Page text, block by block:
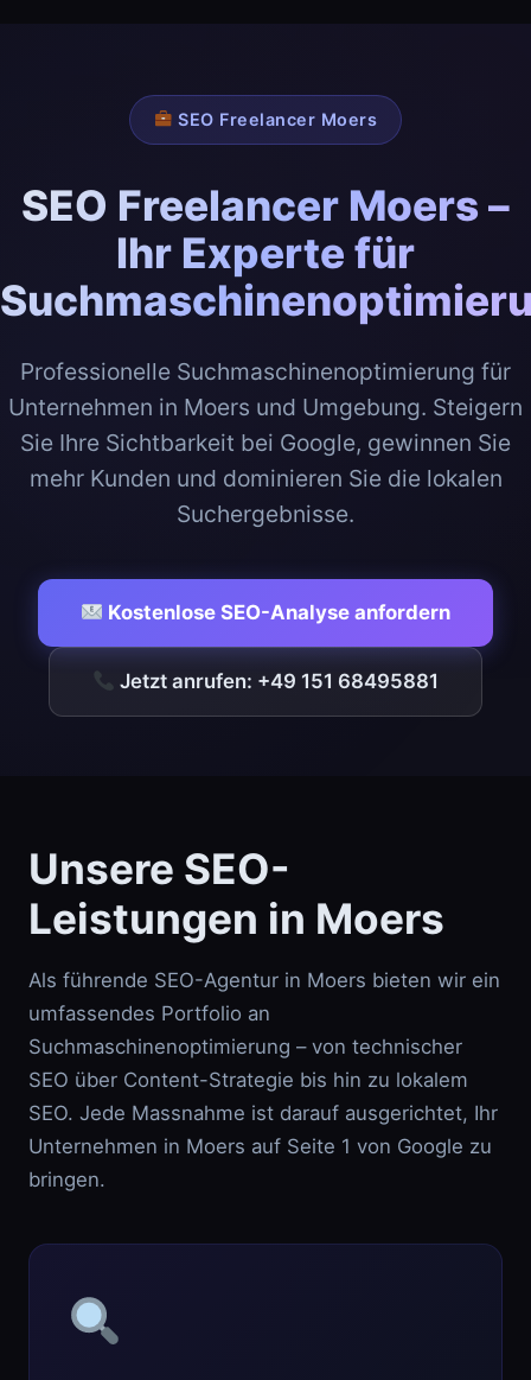
SEO Freelancer Moers
SEO Freelancer Moers –
Ihr Experte für
Professionelle Suchmaschinenoptimierung für
Unternehmen in Moers und Umgebung. Steigern
Sie Ihre Sichtbarkeit bei Google, gewinnen Sie
mehr Kunden und dominieren Sie die lokalen
Suchergebnisse.
Kostenlose SEO-Analyse anfordern
Jetzt anrufen: +49 151 68495881
Unsere SEO-
Leistungen in Moers
Als führende SEO-Agentur in Moers bieten wir ein
umfassendes Portfolio an
Suchmaschinenoptimierung – von technischer
SEO über Content-Strategie bis hin zu lokalem
SEO. Jede Massnahme ist darauf ausgerichtet, Ihr
Unternehmen in Moers auf Seite 1 von Google zu
bringen.